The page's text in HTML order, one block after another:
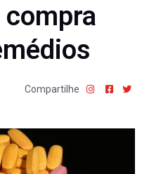
Compartilhe